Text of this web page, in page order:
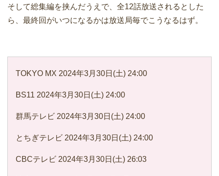
そして総集編を挟んだうえで、全12話放送されるとした
ら、最終回がいつになるかは放送局毎でこうなるはず。
TOKYO MX 2024年3月30日(土) 24:00
BS11 2024年3月30日(土) 24:00
群馬テレビ 2024年3月30日(土) 24:00
とちぎテレビ 2024年3月30日(土) 24:00
CBCテレビ 2024年3月30日(土) 26:03